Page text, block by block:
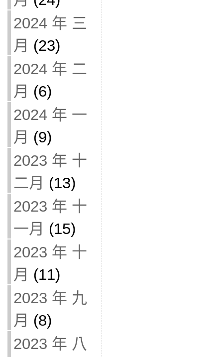
2024 年 三
月 (23)
2024 年 二
月 (6)
2024 年 一
月 (9)
2023 年 十
二月 (13)
2023 年 十
一月 (15)
2023 年 十
月 (11)
2023 年 九
月 (8)
2023 年 八